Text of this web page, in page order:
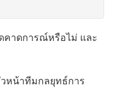
คาดการณ์หรือไม่ และ
วหน้าทีมกลยุทธ์การ